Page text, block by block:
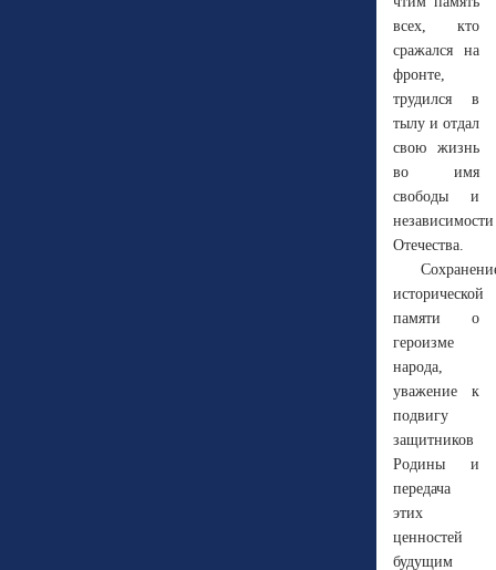
всех, кто
сражался на
фронте,
трудился в
тылу и отдал
свою жизнь
во имя
свободы и
независимости
Отечества.
исторической
памяти о
героизме
народа,
уважение к
подвигу
защитников
Родины и
передача
этих
ценностей
будущим